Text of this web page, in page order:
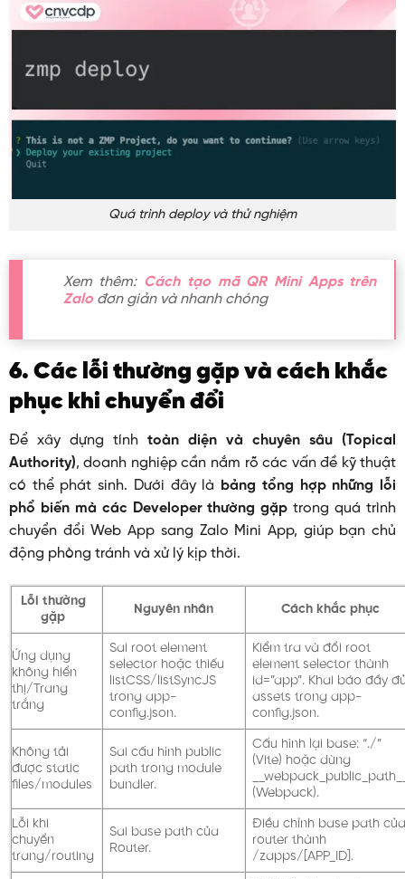
Quá trình deploy và thử nghiệm
Xem thêm: Cách tạo mã QR Mini Apps trên
Zalođơn giản và nhanh chóng
6. Các lỗi thường gặp và cách khắc
phục khi chuyển đổi
Để xây dựng tính toàn diện và chuyên sâu (Topical
Authority), doanh nghiệp cần nắm rõ các vấn đề kỹ thuật
có thể phát sinh. Dưới đây là
bảng tổng hợp những lỗi
phổ biến mà các Developer thường gặp trong quá trình
chuyển đổi Web App sang Zalo Mini App, giúp bạn chủ
động phòng tránh và xử lý kịp thời.
Lỗi thường
gặp
Nguyên nhân Cách khắc phục
Ứng dụng
không hiển
thị/Trang
trắng
Sai root element
selectorhoặc thiếu
listCSS/ listSyncJS
trong app-
config.json.
Kiểm tra và đổi root
element selectorthành
id=”app”. Khai báo đầy
assets trong app-
config.json.
Không tải
được static
files/modules
Sai cấu hình public
pathtrong module
bundler.
Cấu hình lại base: “./”
(Vite) hoặc dùng
(Webpack).
Lỗi khi
chuyển
trang/routing
Sai base pathcủa
Router.
Điều chỉnh base pathcủa
router thành
/zapps/[APP_ID] .